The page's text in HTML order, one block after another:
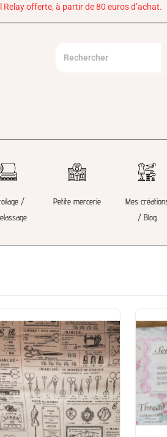
offerte, à partir de 80 euros d’achat.
/
Petite mercerie
Mes
/ Blog